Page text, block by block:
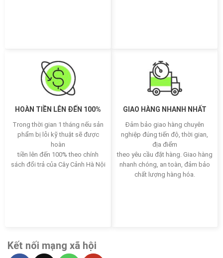
HOÀN TIỀN LÊN ĐẾN 100%
Trong thời gian 1 tháng nếu sản
phẩm bị lỗi kỹ thuật sẽ được
hoàn
tiền lên đến 100% theo chính
sách đổi trả của Cây Cảnh Hà Nội
GIAO HÀNG NHANH NHẤT
Đảm bảo giao hàng chuyên
nghiệp đúng tiến độ, thời gian,
địa điểm
theo yêu cầu đặt hàng. Giao hàng
nhanh chóng, an toàn, đảm bảo
chất lượng hàng hóa.
Kết nối mạng xã hội